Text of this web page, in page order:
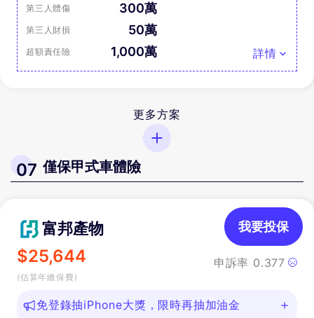
第三人體傷 300萬
第三人財損 50萬
超額責任險 1,000萬 詳情
更多方案
07 僅保甲式車體險
富邦產物
$25,644
(估算年繳保費)
申訴率 0.377
我要投保
免登錄抽iPhone大獎，限時再抽加油金